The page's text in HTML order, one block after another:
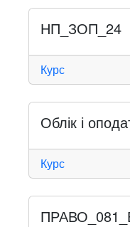
НП_ЗОП_24
Курс
Облік і
Курс